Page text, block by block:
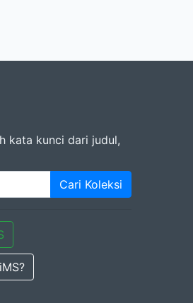
kata kunci dari judul,
Cari Koleksi